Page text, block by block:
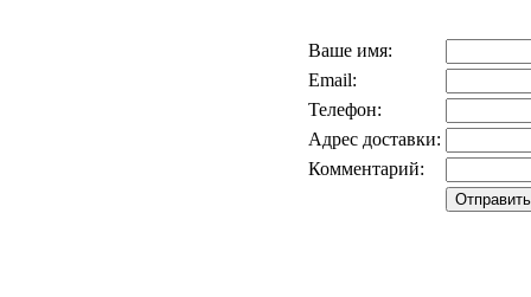
Ваше имя:
Email:
Телефон:
Адрес доставки:
Комментарий: